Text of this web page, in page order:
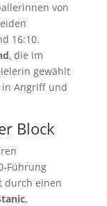
von
16:10.
, die im
gewählt
in Angriff und
Block
Führung
durch einen
,